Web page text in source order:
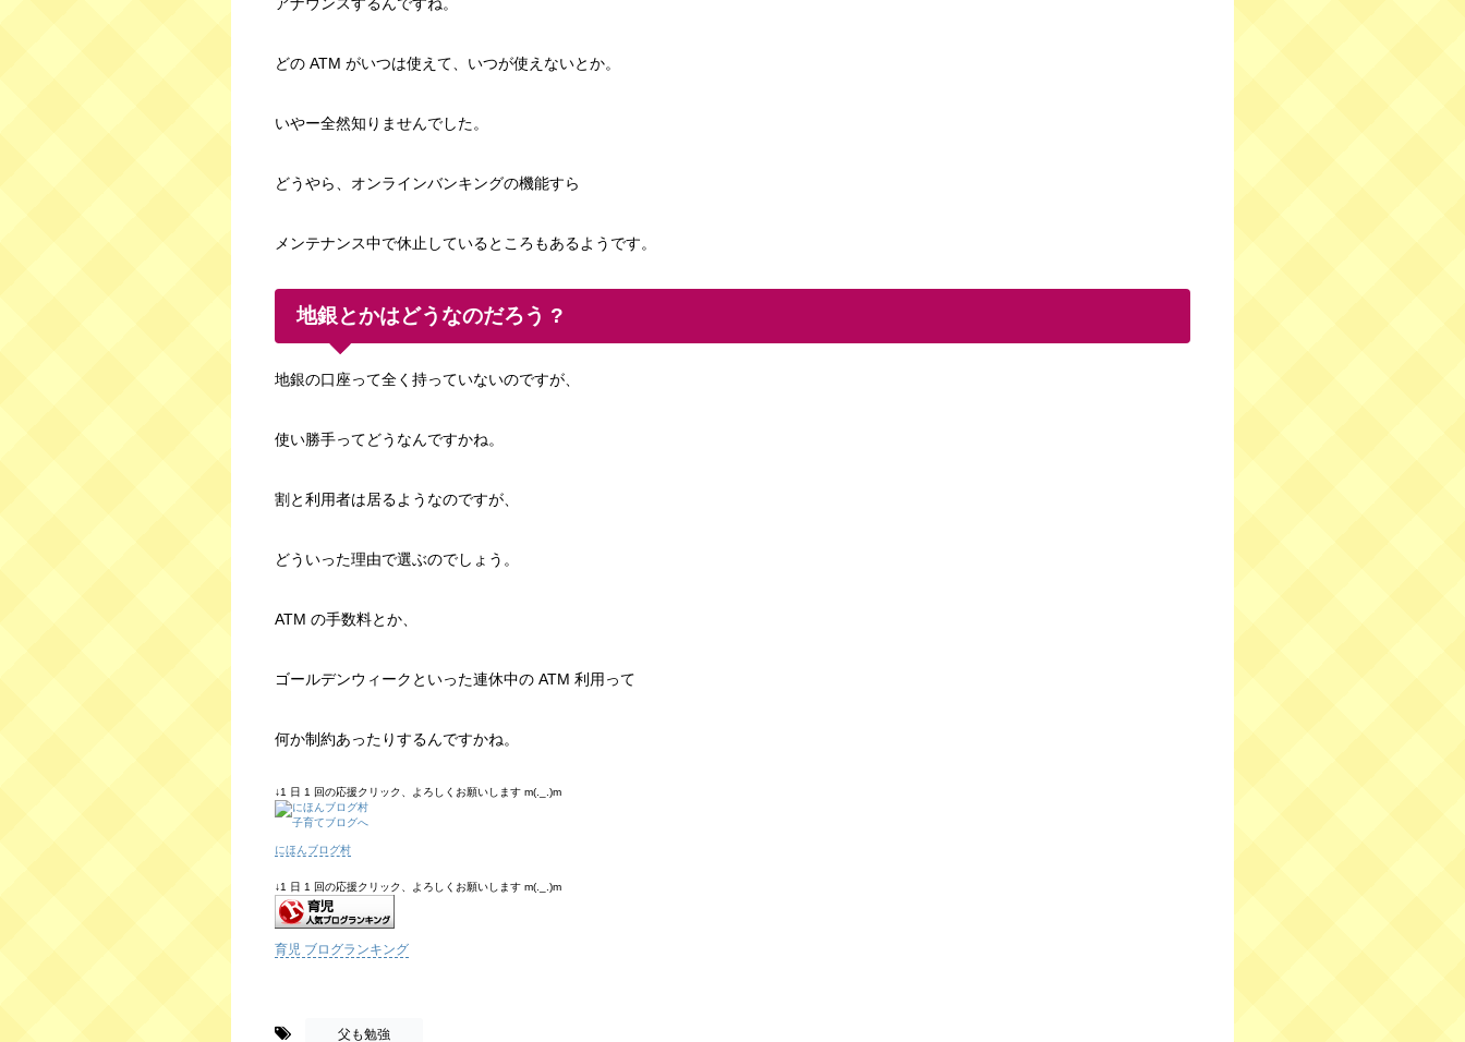
アナウンスするんですね。
どの ATM がいつは使えて、いつが使えないとか。
いやー全然知りませんでした。
どうやら、オンラインバンキングの機能すら
メンテナンス中で休止しているところもあるようです。
地銀とかはどうなのだろう ?
地銀の口座って全く持っていないのですが、
使い勝手ってどうなんですかね。
割と利用者は居るようなのですが、
どういった理由で選ぶのでしょう。
ATM の手数料とか、
ゴールデンウィークといった連休中の ATM 利用って
何か制約あったりするんですかね。
↓1 日 1 回の応援クリック、よろしくお願いします m(._.)m
にほんブログ村
↓1 日 1 回の応援クリック、よろしくお願いします m(._.)m
育児 ブログランキング
父も勉強